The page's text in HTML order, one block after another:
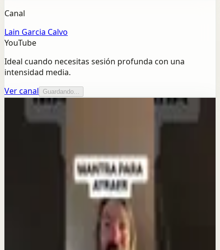
Canal
Lain Garcia Calvo
YouTube
Ideal cuando necesitas sesión profunda con una
intensidad media.
Ver canal
Guardando...
Cómo usé Las Siestas Para Manifestar
Abundancia, Éxito y Prosperidad